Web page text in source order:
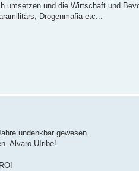
umsetzen und die Wirtschaft und
Drogenmafia etc...
undenkbar gewesen.
Alvaro UIribe!